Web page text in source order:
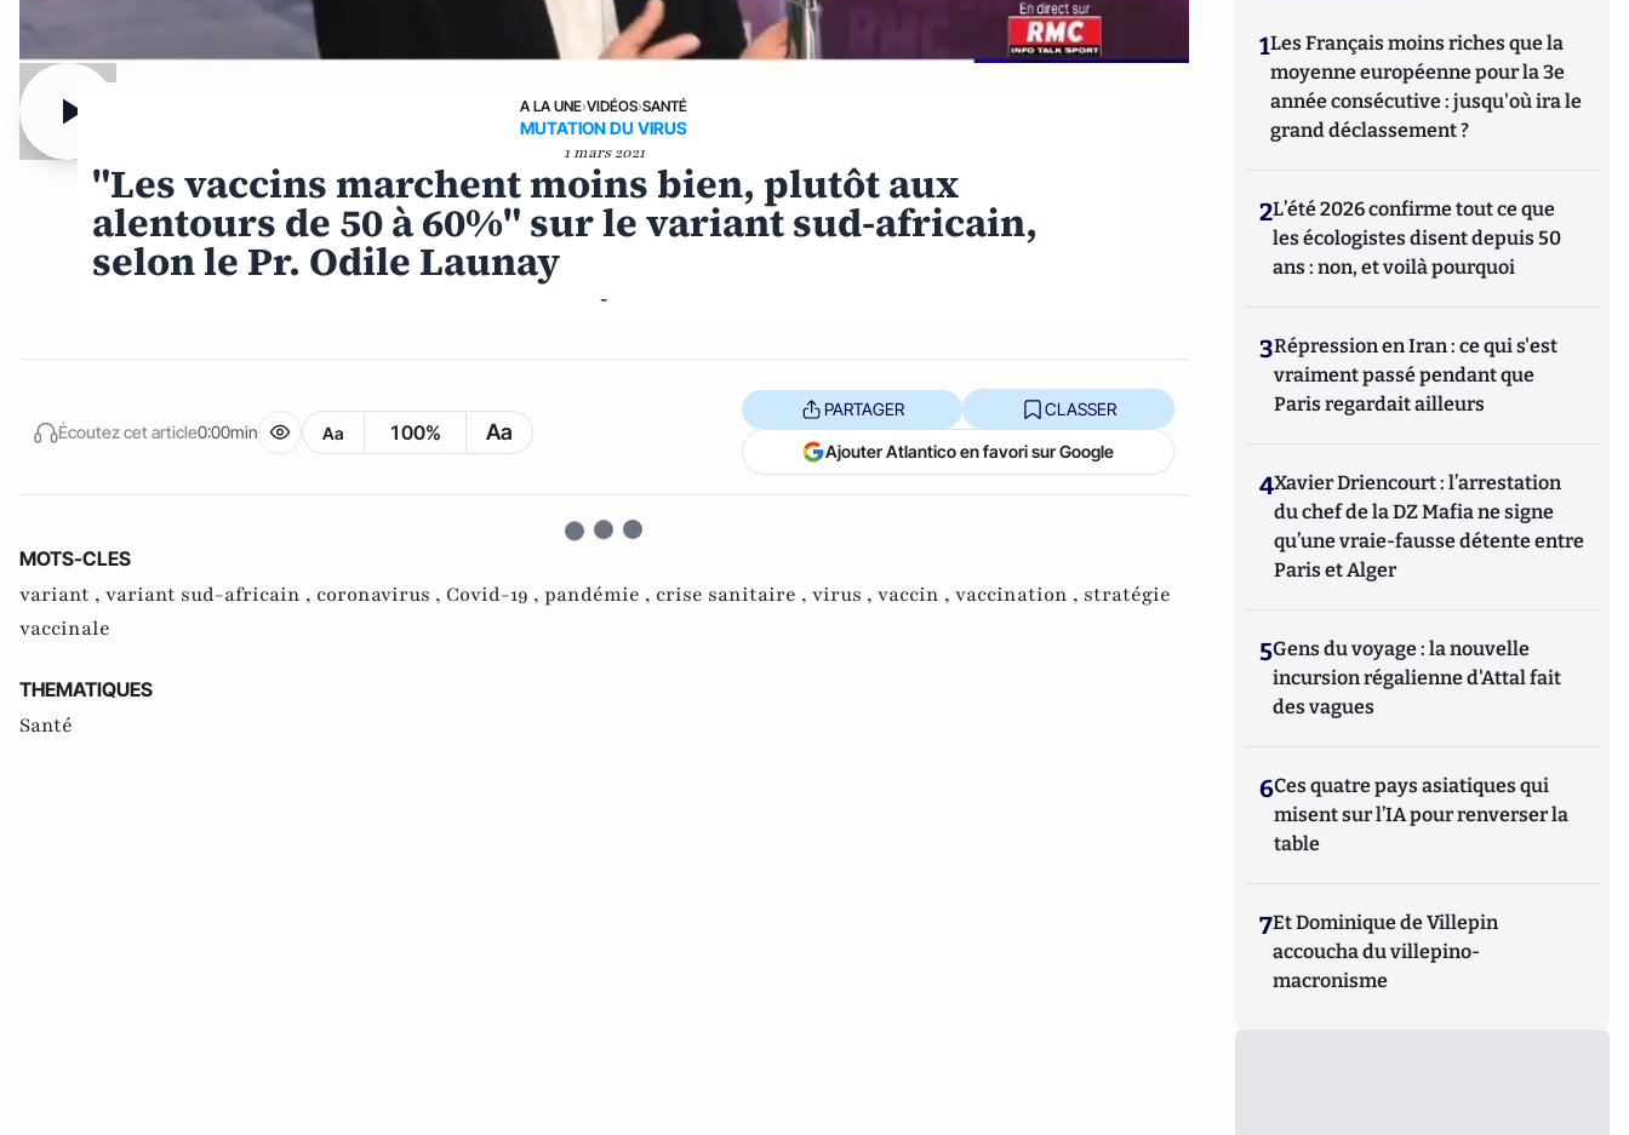
A LA UNE›VIDÉOS›SANTÉ
MUTATION DU VIRUS
1 mars 2021
"Les vaccins marchent moins bien, plutôt aux
alentours de 50 à 60%" sur le variant sud-africain,
selon le Pr. Odile Launay
-
Écoutez cet article0:00min Aa 100% Aa
PARTAGER CLASSER
Ajouter Atlantico en favori sur Google
MOTS-CLES
variant , variant sud-africain , coronavirus , Covid-19 , pandémie , crise sanitaire , virus , vaccin , vaccination , stratégie
vaccinale
THEMATIQUES
Santé
1Les Français moins riches que la
moyenne européenne pour la 3e
année consécutive : jusqu'où ira le
grand déclassement ?
2L’été 2026 confirme tout ce que
les écologistes disent depuis 50
ans : non, et voilà pourquoi
3Répression en Iran : ce qui s'est
vraiment passé pendant que
Paris regardait ailleurs
4Xavier Driencourt : l’arrestation
du chef de la DZ Mafia ne signe
qu’une vraie-fausse détente entre
Paris et Alger
5Gens du voyage : la nouvelle
incursion régalienne d'Attal fait
des vagues
6Ces quatre pays asiatiques qui
misent sur l’IA pour renverser la
table
7Et Dominique de Villepin
accoucha du villepino-
macronisme